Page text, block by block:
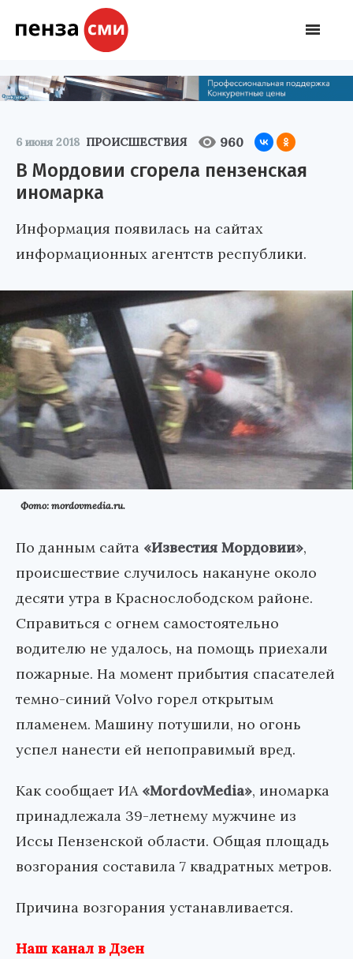
6 июня 2018 ПРОИСШЕСТВИЯ 960
В Мордовии сгорела пензенская
иномарка
Информация появилась на сайтах
информационных агентств республики.
Фото: mordovmedia.ru.
По данным сайта «Известия Мордовии»,
происшествие случилось накануне около
десяти утра в Краснослободском районе.
Справиться с огнем самостоятельно
водителю не удалось, на помощь приехали
пожарные. На момент прибытия спасателей
темно-синий Volvo горел открытым
пламенем. Машину потушили, но огонь
успел нанести ей непоправимый вред.
Как сообщает ИА «MordovMedia», иномарка
принадлежала 39-летнему мужчине из
Иссы Пензенской области. Общая площадь
возгорания составила 7 квадратных метров.
Причина возгорания устанавливается.
Наш канал в Дзен